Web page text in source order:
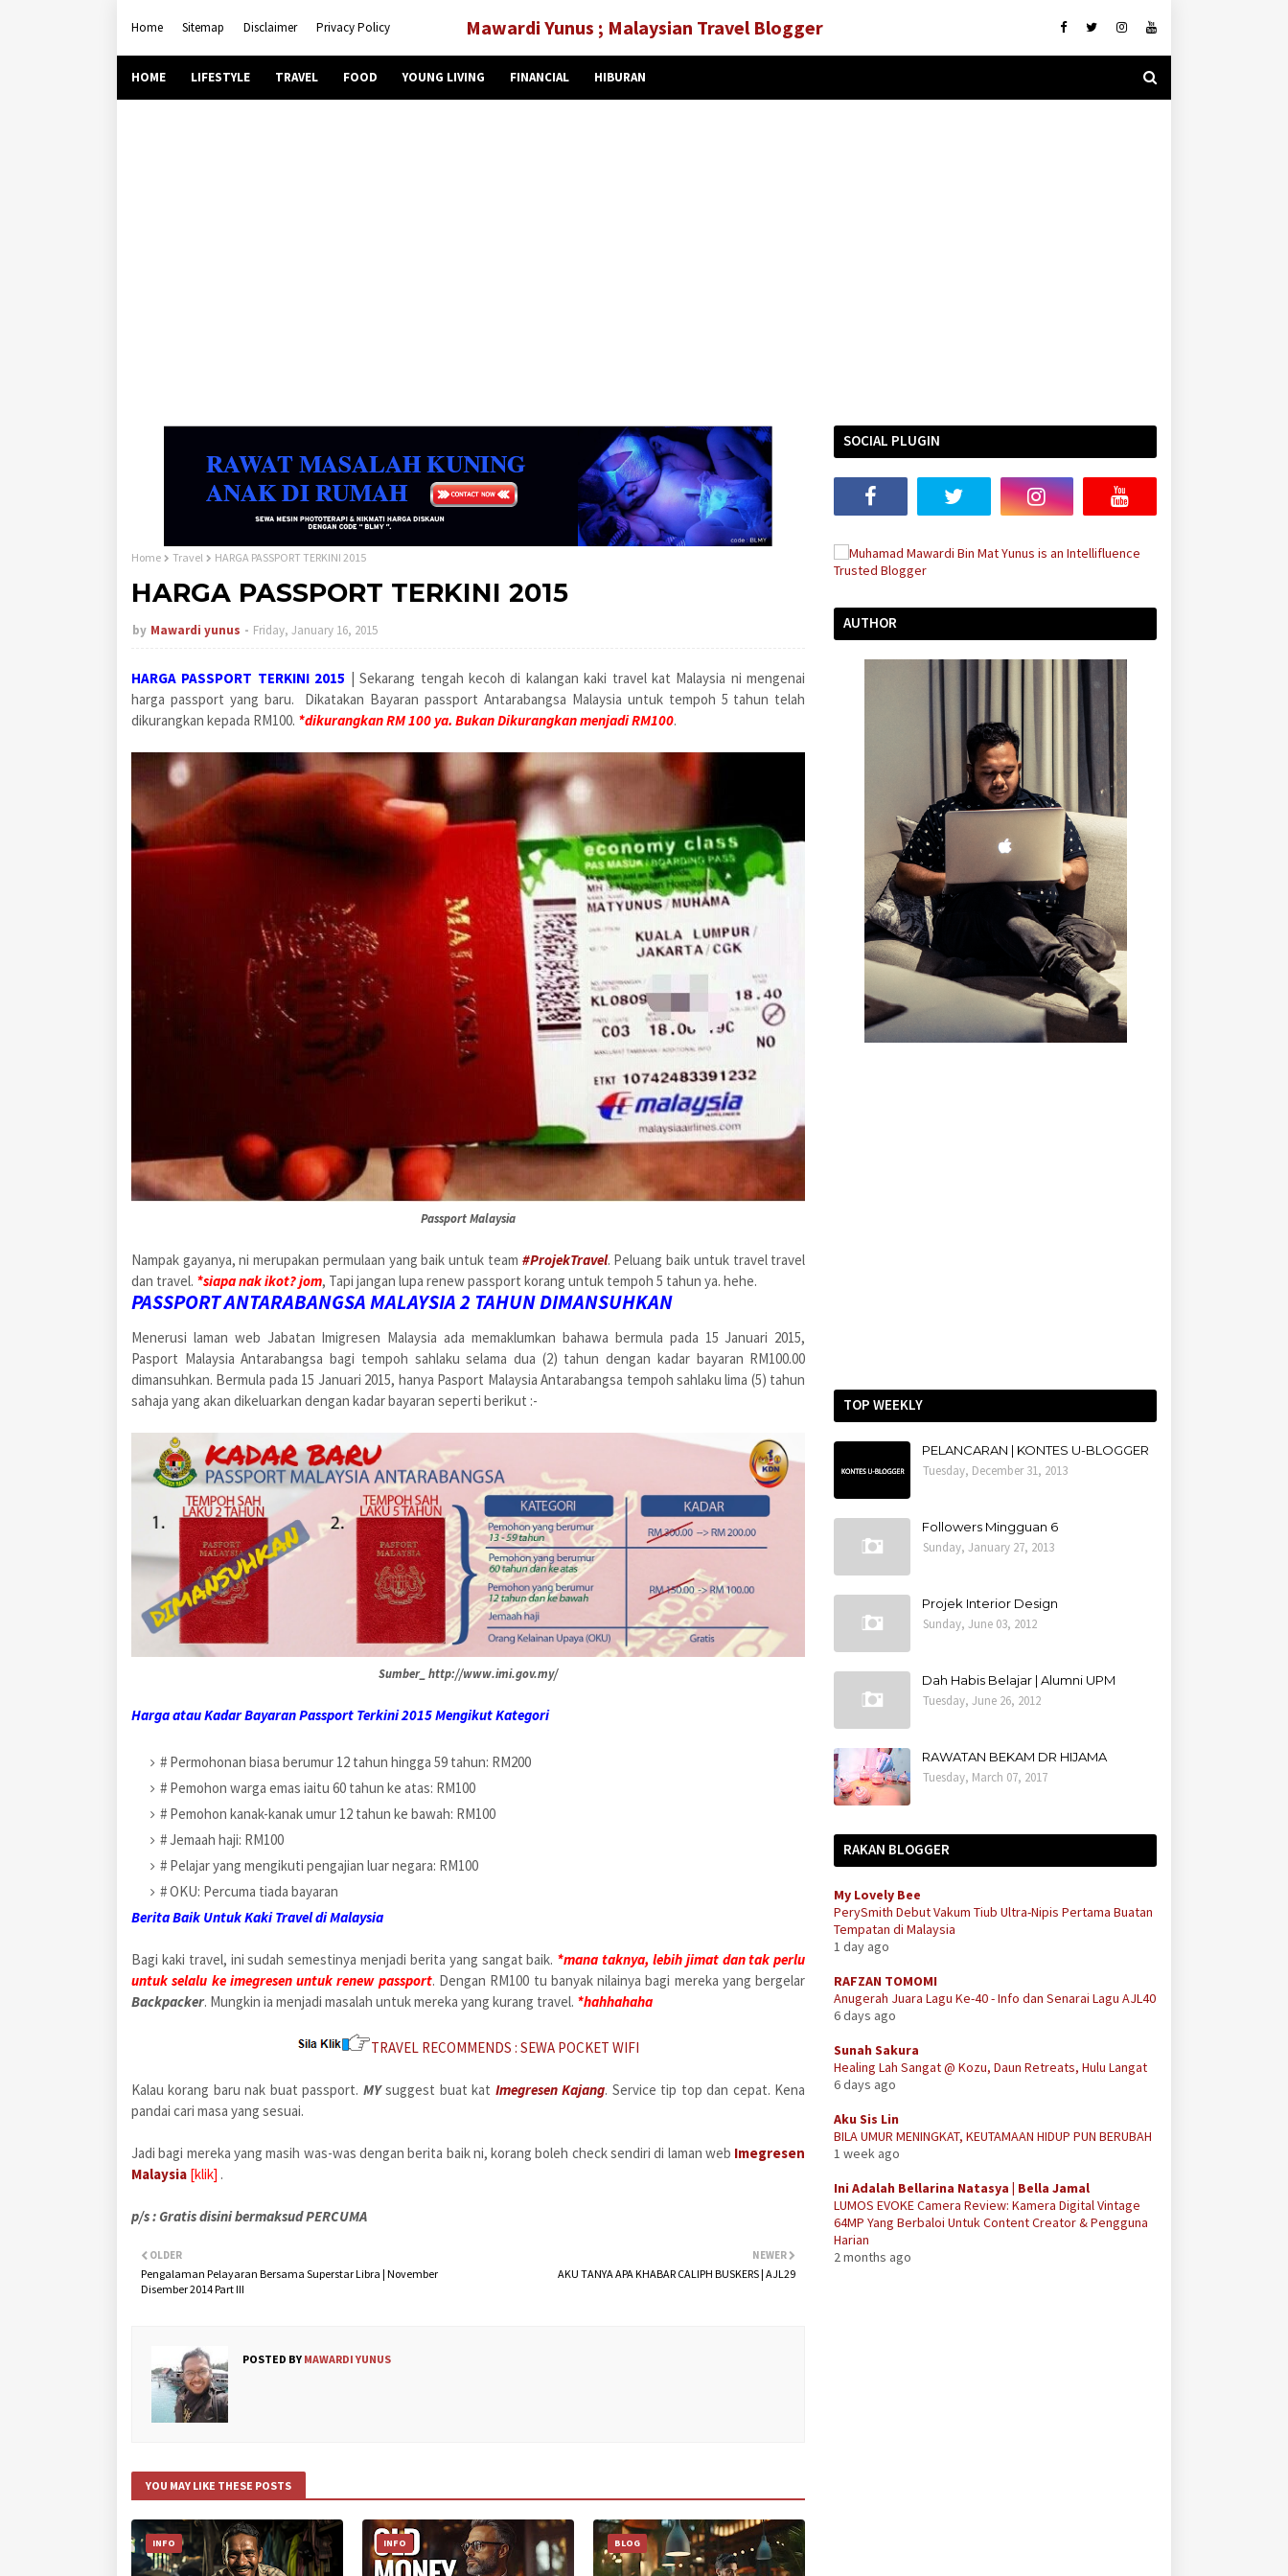
Home Sitemap Disclaimer Privacy Policy Mawardi Yunus ; Malaysian Travel Blogger
HOME LIFESTYLE TRAVEL FOOD YOUNG LIVING FINANCIAL HIBURAN
Home Travel HARGA PASSPORT TERKINI 2015
HARGA PASSPORT TERKINI 2015
by Mawardi yunus Friday, January 16, 2015
HARGA PASSPORT TERKINI 2015 | Sekarang tengah kecoh di kalangan kaki travel kat Malaysia ni mengenai
harga passport yang baru. Dikatakan Bayaran passport Antarabangsa Malaysia untuk tempoh 5 tahun telah
dikurangkan kepada RM100. *dikurangkan RM 100 ya. Bukan Dikurangkan menjadi RM100.
Passport Malaysia
Nampak gayanya, ni merupakan permulaan yang baik untuk team #ProjekTravel. Peluang baik untuk travel travel
dan travel. *siapa nak ikot? jom, Tapi jangan lupa renew passport korang untuk tempoh 5 tahun ya. hehe.
PASSPORT ANTARABANGSA MALAYSIA 2 TAHUN DIMANSUHKAN
Menerusi laman web Jabatan Imigresen Malaysia ada memaklumkan bahawa bermula pada 15 Januari 2015,
Pasport Malaysia Antarabangsa bagi tempoh sahlaku selama dua (2) tahun dengan kadar bayaran RM100.00
dimansuhkan. Bermula pada 15 Januari 2015, hanya Pasport Malaysia Antarabangsa tempoh sahlaku lima (5) tahun
sahaja yang akan dikeluarkan dengan kadar bayaran seperti berikut :-
Sumber_ http://www.imi.gov.my/
Harga atau Kadar Bayaran Passport Terkini 2015 Mengikut Kategori
# Permohonan biasa berumur 12 tahun hingga 59 tahun: RM200
# Pemohon warga emas iaitu 60 tahun ke atas: RM100
# Pemohon kanak-kanak umur 12 tahun ke bawah: RM100
# Jemaah haji: RM100
# Pelajar yang mengikuti pengajian luar negara: RM100
# OKU: Percuma tiada bayaran
Berita Baik Untuk Kaki Travel di Malaysia
Bagi kaki travel, ini sudah semestinya menjadi berita yang sangat baik. *mana taknya, lebih jimat dan tak perlu
untuk selalu ke imegresen untuk renew passport. Dengan RM100 tu banyak nilainya bagi mereka yang bergelar
Backpacker. Mungkin ia menjadi masalah untuk mereka yang kurang travel. *hahhahaha
TRAVEL RECOMMENDS : SEWA POCKET WIFI
Kalau korang baru nak buat passport. MYsuggest buat kat Imegresen Kajang. Service tip top dan cepat. Kena
pandai cari masa yang sesuai.
Jadi bagi mereka yang masih was-was dengan berita baik ni, korang boleh check sendiri di laman web Imegresen
Malaysia [klik] .
p/s : Gratis disini bermaksud PERCUMA
NEWER
AKU TANYA APA KHABAR CALIPH BUSKERS | AJL29
OLDER
Pengalaman Pelayaran Bersama Superstar Libra | November
Disember 2014 Part III
POSTED BY MAWARDI YUNUS
YOU MAY LIKE THESE POSTS
INFO INFO BLOG
SOCIAL PLUGIN
AUTHOR
TOP WEEKLY
PELANCARAN | KONTES U-BLOGGER
Tuesday, December 31, 2013
Followers Mingguan 6
Sunday, January 27, 2013
Projek Interior Design
Sunday, June 03, 2012
Dah Habis Belajar | Alumni UPM
Tuesday, June 26, 2012
RAWATAN BEKAM DR HIJAMA
Tuesday, March 07, 2017
RAKAN BLOGGER
My Lovely Bee
PerySmith Debut Vakum Tiub Ultra-Nipis Pertama Buatan
Tempatan di Malaysia
1 day ago
RAFZAN TOMOMI
Anugerah Juara Lagu Ke-40 - Info dan Senarai Lagu AJL40
6 days ago
Sunah Sakura
Healing Lah Sangat @ Kozu, Daun Retreats, Hulu Langat
6 days ago
Aku Sis Lin
BILA UMUR MENINGKAT, KEUTAMAAN HIDUP PUN BERUBAH
1 week ago
Ini Adalah Bellarina Natasya | Bella Jamal
LUMOS EVOKE Camera Review: Kamera Digital Vintage
64MP Yang Berbaloi Untuk Content Creator & Pengguna
Harian
2 months ago